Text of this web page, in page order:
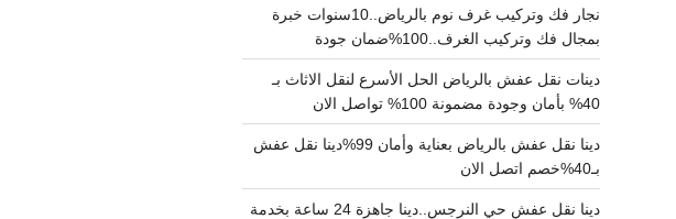
نجار فك وتركيب غرف نوم بالرياض..10سنوات خبرة
بمجال فك وتركيب الغرف..100%ضمان جودة
دينات نقل عفش بالرياض الحل الأسرع لنقل الاثاث بـ
40% بأمان وجودة مضمونة 100% تواصل الان
دينا نقل عفش بالرياض بعناية وأمان 99%دينا نقل عفش
بـ40%خصم اتصل الان
دينا نقل عفش حي النرجس..دينا جاهزة 24 ساعة بخدمة